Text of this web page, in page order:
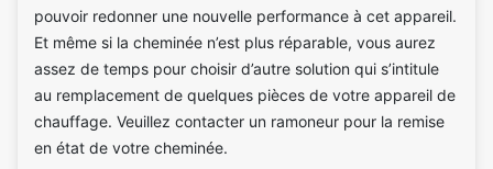
pouvoir redonner une nouvelle performance à cet appareil.
Et même si la cheminée n’est plus réparable, vous aurez
assez de temps pour choisir d’autre solution qui s’intitule
au remplacement de quelques pièces de votre appareil de
chauffage. Veuillez contacter un ramoneur pour la remise
en état de votre cheminée.